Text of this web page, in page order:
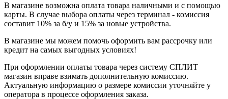
В магазине возможна оплата товара наличными и с помощью
карты. В случае выбора оплаты через терминал - комиссия
составит 10% за б/у и 15% за новые устройства.
В магазине мы можем помочь оформить вам рассрочку или
кредит на самых выгодных условиях!
При оформлении оплаты товара через систему СПЛИТ
магазин вправе взимать дополнительную комиссию.
Актуальную информацию о размере комиссии уточняйте у
оператора в процессе оформления заказа.